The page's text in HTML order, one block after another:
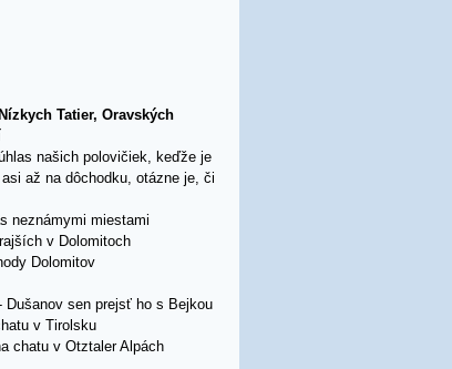
Tatier, Oravských
našich polovičiek, keďže je
až na dôchodku, otázne je, či
neznámymi miestami
v Dolomitoch
Dolomitov
sen prejsť ho s Bejkou
v Tirolsku
chatu v Otztaler Alpách